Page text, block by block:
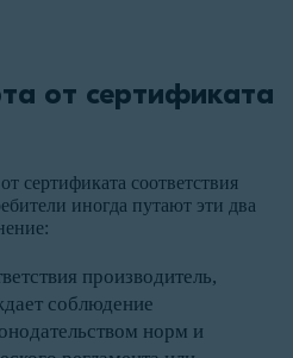
от сертификата
сертификата соответствия
иногда путают эти два
производитель,
соблюдение
норм и